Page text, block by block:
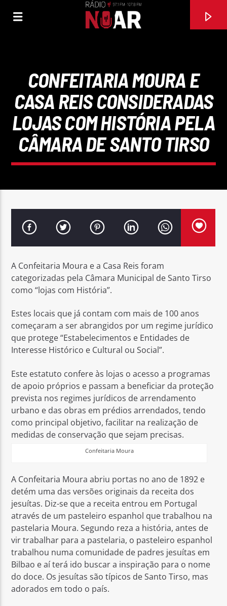
FAIXA ATUAL
DOU-LHE FOLGAS
CHAVE D' OURO
Rádio No ar
CONFEITARIA MOURA E
CASA REIS CONSIDERADAS
LOJAS COM HISTÓRIA PELA
CÂMARA DE SANTO TIRSO
A Confeitaria Moura e a Casa Reis foram
categorizadas pela Câmara Municipal de Santo Tirso
como “lojas com História”.
Estes locais que já contam com mais de 100 anos
começaram a ser abrangidos por um regime jurídico
que protege “Estabelecimentos e Entidades de
Interesse Histórico e Cultural ou Social”.
Este estatuto confere às lojas o acesso a programas
de apoio próprios e passam a beneficiar da proteção
prevista nos regimes jurídicos de arrendamento
urbano e das obras em prédios arrendados, tendo
como principal objetivo, facilitar na realização de
medidas de conservação que sejam precisas.
Confeitaria Moura
A Confeitaria Moura abriu portas no ano de 1892 e
detém uma das versões originais da receita dos
jesuítas. Diz-se que a receita entrou em Portugal
através de um pasteleiro espanhol que trabalhou na
pastelaria Moura. Segundo reza a história, antes de
vir trabalhar para a pastelaria, o pasteleiro espanhol
trabalhou numa comunidade de padres jesuítas em
Bilbao e aí terá ido buscar a inspiração para o nome
do doce. Os jesuítas são típicos de Santo Tirso, mas
adorados em todo o país.